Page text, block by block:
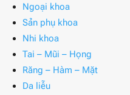
Ngoại khoa
Sản phụ khoa
Nhi khoa
Tai – Mũi – Họng
Răng – Hàm – Mặt
Da liễu